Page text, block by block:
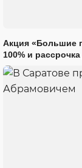
Акция «Большие
100% и